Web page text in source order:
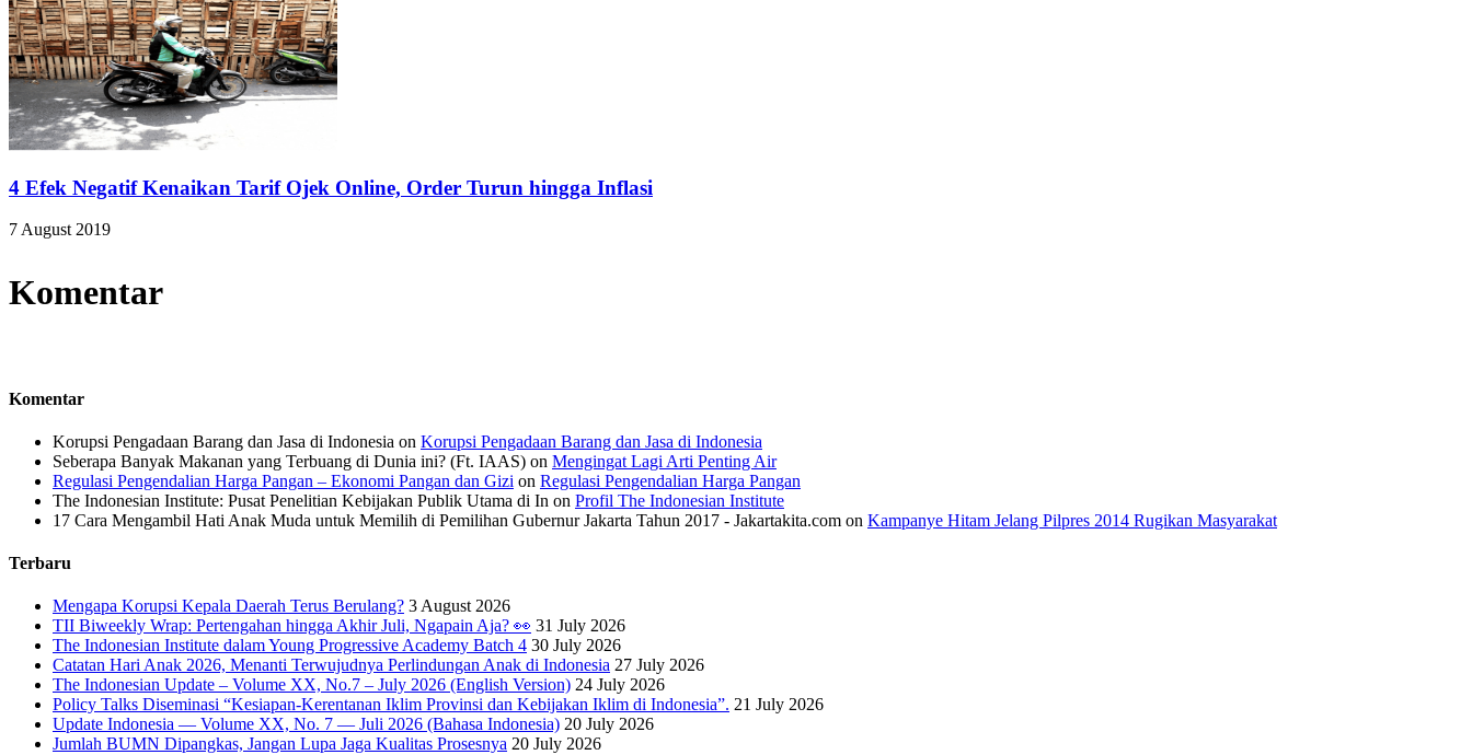
4 Efek Negatif Kenaikan Tarif Ojek Online, Order Turun hingga Inflasi
7 August 2019
Komentar
Komentar
Korupsi Pengadaan Barang dan Jasa di Indonesia on Korupsi Pengadaan Barang dan Jasa di Indonesia
Seberapa Banyak Makanan yang Terbuang di Dunia ini? (Ft. IAAS) on Mengingat Lagi Arti Penting Air
Regulasi Pengendalian Harga Pangan – Ekonomi Pangan dan Gizi on Regulasi Pengendalian Harga Pangan
The Indonesian Institute: Pusat Penelitian Kebijakan Publik Utama di In on Profil The Indonesian Institute
17 Cara Mengambil Hati Anak Muda untuk Memilih di Pemilihan Gubernur Jakarta Tahun 2017 - Jakartakita.com on Kampanye Hitam Jelang Pilpres 2014 Rugikan Masyarakat
Terbaru
Mengapa Korupsi Kepala Daerah Terus Berulang? 3 August 2026
TII Biweekly Wrap: Pertengahan hingga Akhir Juli, Ngapain Aja? 👀 31 July 2026
The Indonesian Institute dalam Young Progressive Academy Batch 4 30 July 2026
Catatan Hari Anak 2026, Menanti Terwujudnya Perlindungan Anak di Indonesia 27 July 2026
The Indonesian Update – Volume XX, No.7 – July 2026 (English Version) 24 July 2026
Policy Talks Diseminasi “Kesiapan-Kerentanan Iklim Provinsi dan Kebijakan Iklim di Indonesia”. 21 July 2026
Update Indonesia — Volume XX, No. 7 — Juli 2026 (Bahasa Indonesia) 20 July 2026
Jumlah BUMN Dipangkas, Jangan Lupa Jaga Kualitas Prosesnya 20 July 2026